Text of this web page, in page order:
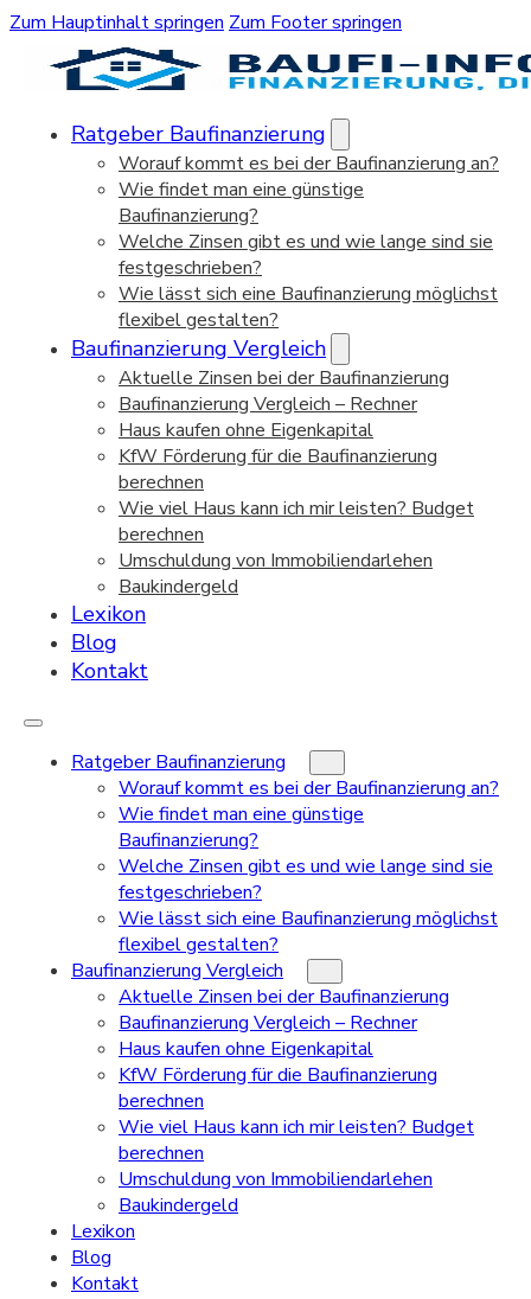
Zum Hauptinhalt springen Zum Footer springen
Ratgeber Baufinanzierung
Worauf kommt es bei der Baufinanzierung an?
Wie findet man eine günstige
Baufinanzierung?
Welche Zinsen gibt es und wie lange sind sie
festgeschrieben?
Wie lässt sich eine Baufinanzierung möglichst
flexibel gestalten?
Baufinanzierung Vergleich
Aktuelle Zinsen bei der Baufinanzierung
Baufinanzierung Vergleich – Rechner
Haus kaufen ohne Eigenkapital
KfW Förderung für die Baufinanzierung
berechnen
Wie viel Haus kann ich mir leisten? Budget
berechnen
Umschuldung von Immobiliendarlehen
Baukindergeld
Lexikon
Blog
Kontakt
Ratgeber Baufinanzierung
Worauf kommt es bei der Baufinanzierung an?
Wie findet man eine günstige
Baufinanzierung?
Welche Zinsen gibt es und wie lange sind sie
festgeschrieben?
Wie lässt sich eine Baufinanzierung möglichst
flexibel gestalten?
Baufinanzierung Vergleich
Aktuelle Zinsen bei der Baufinanzierung
Baufinanzierung Vergleich – Rechner
Haus kaufen ohne Eigenkapital
KfW Förderung für die Baufinanzierung
berechnen
Wie viel Haus kann ich mir leisten? Budget
berechnen
Umschuldung von Immobiliendarlehen
Baukindergeld
Lexikon
Blog
Kontakt